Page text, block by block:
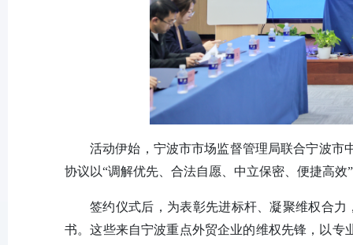
活动伊始，宁波市市场监督管理局联合宁波市
协议以“调解优先、合法自愿、中立保密、便捷高
签约仪式后，为表彰先进标杆、凝聚维权合
书。这些来自宁波重点外贸企业的维权先锋，以专